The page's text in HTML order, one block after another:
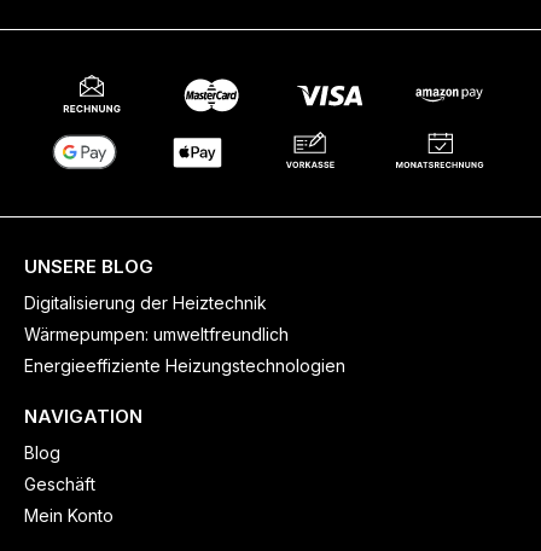
UNSERE BLOG
Digitalisierung der Heiztechnik
Wärmepumpen: umweltfreundlich
Energieeffiziente Heizungstechnologien
NAVIGATION
Blog
Geschäft
Mein Konto